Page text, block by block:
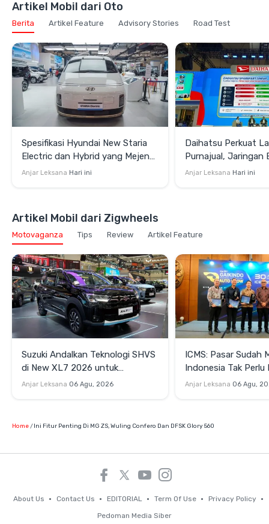
Artikel Mobil dari Oto
Berita Artikel Feature Advisory Stories Road Test
Spesifikasi Hyundai New Staria
Electric dan Hybrid yang Mejeng
di GIIAS 2026
Anjar Leksana Hari ini
Daihatsu Perkuat
Purnajual, Jaringan
hingga Garansi
Anjar Leksana Hari ini
Artikel Mobil dari Zigwheels
Motovaganza Tips Review Artikel Feature
Suzuki Andalkan Teknologi SHVS
di New XL7 2026 untuk
Mendukung Efisiensi Berkendara
Anjar Leksana 06 Agu, 2026
ICMS: Pasar Sudah
Indonesia Tak Perlu
Satu Teknologi
Anjar Leksana 06 Agu,
Home Ini Fitur Penting Di MG ZS, Wuling Confero Dan DFSK Glory 560
About Us Contact Us EDITORIAL Term Of Use
Privacy Policy
Pedoman Media Siber